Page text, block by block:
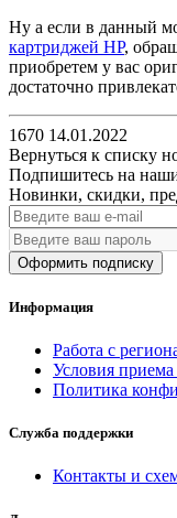
Ну а если в данный
картриджей НР,
приобретем у вас
достаточно
1670 14.01.2022
Вернуться к списку
Подпишитесь на
Новинки, скидки,
Оформить подписку
Информация
Работа с
Условия
Политика
Служба поддержки
Контакты и